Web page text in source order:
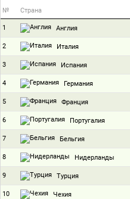
№ Страна
1 Англия
2 Италия
3 Испания
4 Германия
5 Франция
6 Португалия
7 Бельгия
8 Нидерланды
9 Турция
10 Чехия